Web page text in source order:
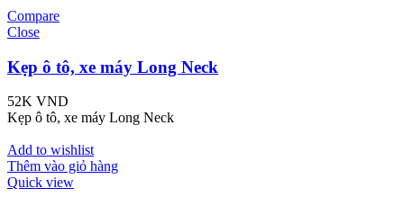
Compare
Close
Kẹp ô tô, xe máy Long Neck
52K VND
Kẹp ô tô, xe máy Long Neck
Add to wishlist
Thêm vào giỏ hàng
Quick view